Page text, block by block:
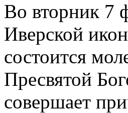
Во вторник 7
Иверской
состоится
Пресвятой
совершает